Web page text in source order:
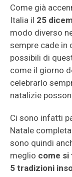
Come già
Italia il 25
modo diverso
sempre cade in
possibili di
come il giorno
celebrarlo
natalizie
Ci sono infatti
Natale
sono quindi
meglio come si
5 tradizioni